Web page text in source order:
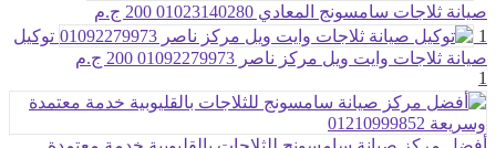
صيانة ثلاجات سامسونج المعادي 01023140280
200 ج.م
1
توكيل
صيانة ثلاجات وايت ويل مركز ناصر 01092279973
200 ج.م
1